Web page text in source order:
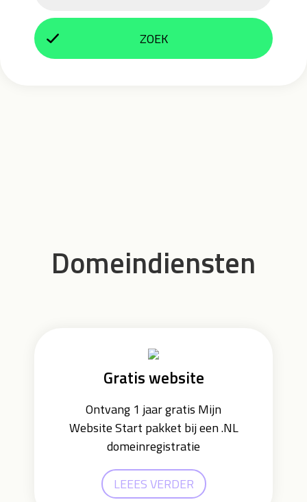
ZOEK
Domeindiensten
Gratis website
Ontvang 1 jaar gratis Mijn
Website Start pakket bij een .NL
domeinregistratie
LEEES VERDER